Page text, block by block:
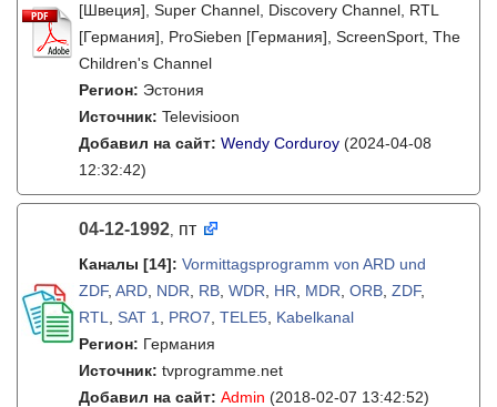
[Швеция], Super Channel, Discovery Channel, RTL
[Германия], ProSieben [Германия], ScreenSport, The
Children's Channel
Регион: Эстония
Источник: Televisioon
Добавил на сайт: Wendy Corduroy (2024-04-08
12:32:42)
04-12-1992, пт
Каналы [14]: Vormittagsprogramm von ARD und
ZDF, ARD NDR RB WDR HR MDR ORB ZDF,
RTL
SAT 1 PRO7 TELE5 Kabelkanal
Регион: Германия
Источник: tvprogramme.net
Добавил на сайт: Admin (2018-02-07 13:42:52)